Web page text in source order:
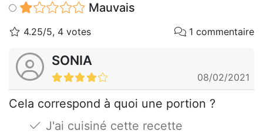
Mauvais
4.25/5, 4 votes 1 commentaire
SONIA
08/02/2021
Cela correspond à quoi une portion ?
J'ai cuisiné cette recette